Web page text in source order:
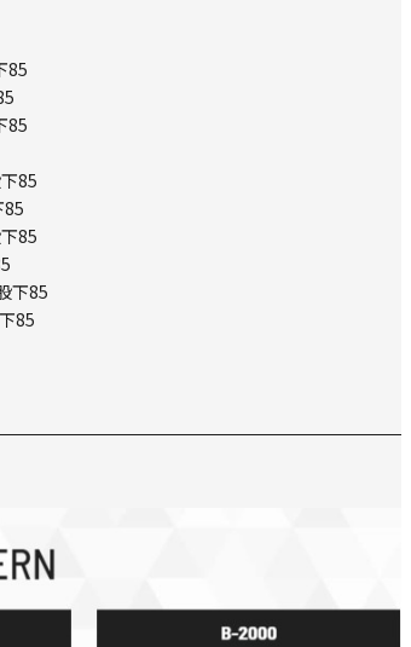
85
85
85
85
85
下85
85